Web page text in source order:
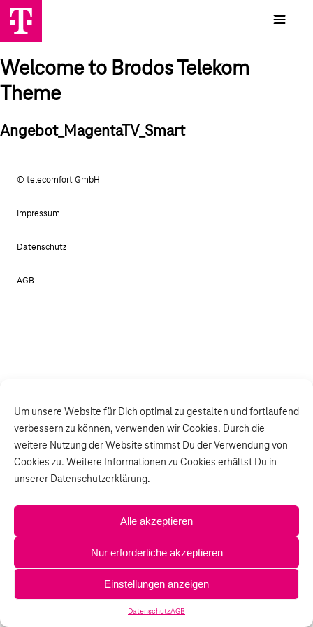
Um unsere Website für Dich optimal zu gestalten und fortlaufend
verbessern zu können, verwenden wir Cookies. Durch die
weitere Nutzung der Website stimmst Du der Verwendung von
Cookies zu. Weitere Informationen zu Cookies erhältst Du in
unserer Datenschutzerklärung.
Alle akzeptieren
Nur erforderliche akzeptieren
Einstellungen anzeigen
DatenschutzAGB
Welcome to Brodos Telekom
Theme
Angebot_MagentaTV_Smart
© telecomfort GmbH
Impressum
Datenschutz
AGB